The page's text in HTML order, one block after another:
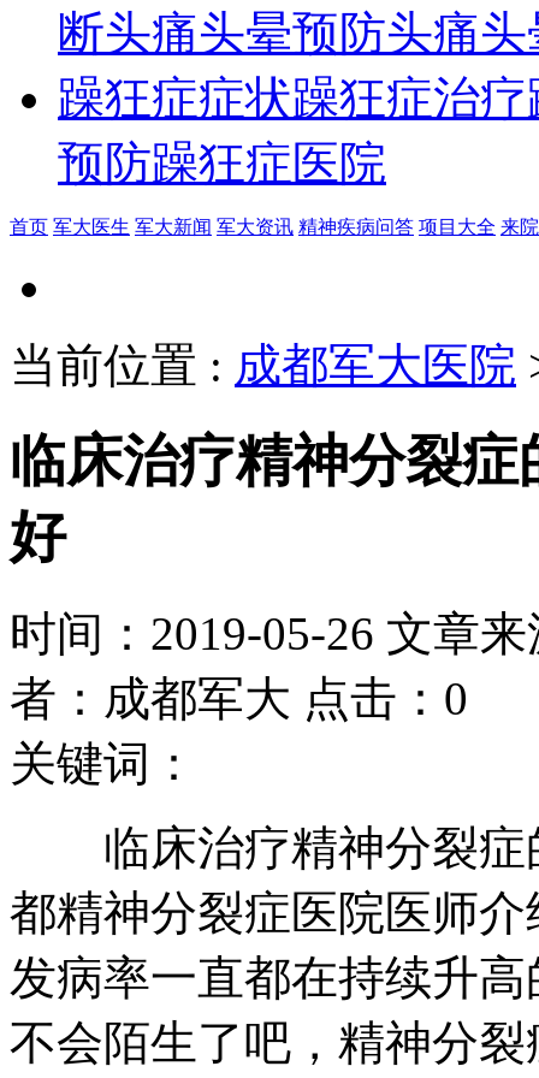
断头痛头晕预防头痛
躁狂症症状躁狂症治疗
预防躁狂症医院
首页 军大医生 军大新闻 军大资讯 精神疾病问答 项目大全 来
当前位置 : 成都军大医院
临床治疗精神分裂
好
时间：2019-05-26 文章
者：成都军大 点击：0
关键词：
临床治疗精神分裂症
都精神分裂症医院医师
发病率一直都在持续升
不会陌生了吧，精神分